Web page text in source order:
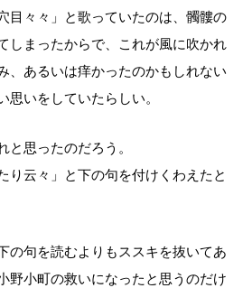
目々々」と歌っていたのは、髑髏の
しまったからで、これが風に吹かれ
、あるいは痒かったのかもしれない
思いをしていたらしい。
と思ったのだろう。
り云々」と下の句を付けくわえたと
の句を読むよりもススキを抜いてあ
野小町の救いになったと思うのだけ